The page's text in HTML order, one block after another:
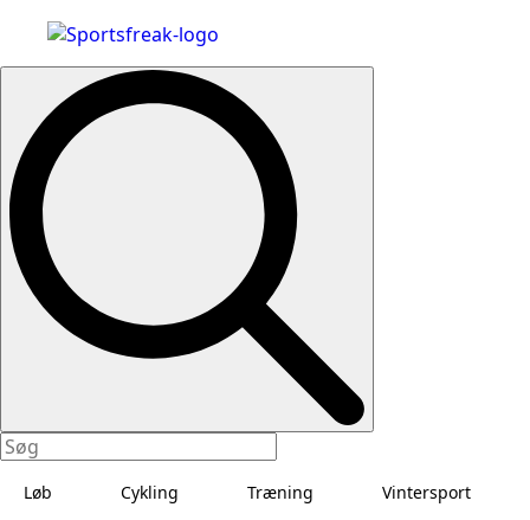
Search
Løb Cykling Træning Vintersport